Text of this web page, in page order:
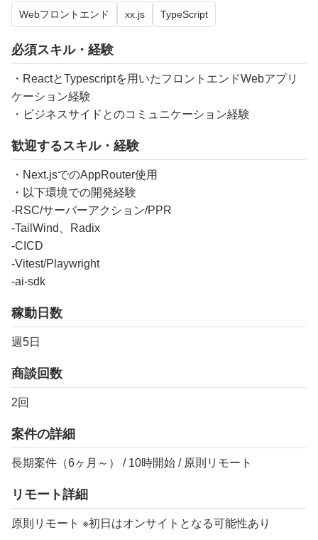
Webフロントエンド xx.js TypeScript
必須スキル・経験
・ReactとTypescriptを用いたフロントエンドWebアプリ
ケーション経験
・ビジネスサイドとのコミュニケーション経験
歓迎するスキル・経験
・Next.jsでのAppRouter使用
・以下環境での開発経験
-RSC/サーバーアクション/PPR
-TailWind、Radix
-CICD
-Vitest/Playwright
-ai-sdk
稼動日数
週5日
商談回数
2回
案件の詳細
長期案件（6ヶ月～） / 10時開始 / 原則リモート
リモート詳細
原則リモート ※初日はオンサイトとなる可能性あり